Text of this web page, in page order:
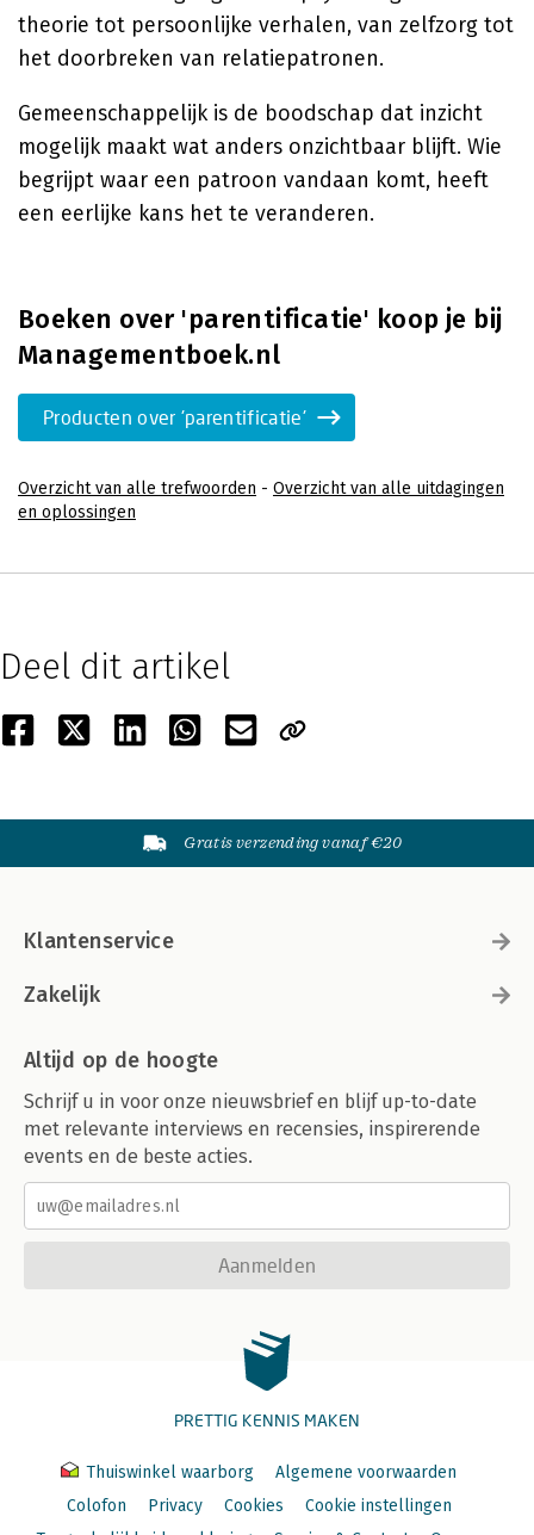
theorie tot persoonlijke verhalen, van zelfzorg tot
het doorbreken van relatiepatronen.
Gemeenschappelijk is de boodschap dat inzicht
mogelijk maakt wat anders onzichtbaar blijft. Wie
begrijpt waar een patroon vandaan komt, heeft
een eerlijke kans het te veranderen.
Boeken over 'parentificatie' koop je bij
Managementboek.nl
Producten over 'parentificatie'
Overzicht van alle trefwoorden - Overzicht van alle uitdagingen
en oplossingen
Deel dit artikel
Gratis verzending vanaf €20
Klantenservice
Zakelijk
Altijd op de hoogte
Schrijf u in voor onze nieuwsbrief en blijf up-to-date
met relevante interviews en recensies, inspirerende
events en de beste acties.
Aanmelden
PRETTIG KENNIS MAKEN
Thuiswinkel waarborg
Algemene voorwaarden
Colofon
Privacy Cookies
Cookie instellingen